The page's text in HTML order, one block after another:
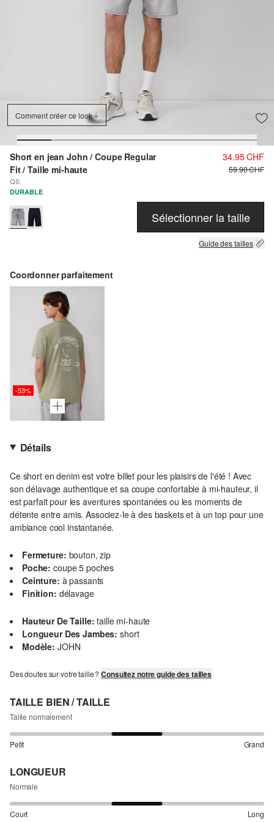
Comment créer ce look
Short en jean John / Coupe Regular
Fit / Taille mi-haute
QS
34.95 CHF
59.90 CHF
DURABLE
Sélectionner la taille
Guide des tailles
Coordonner parfaitement
-53%
Détails
Ce short en denim est votre billet pour les plaisirs de l'été ! Avec
son délavage authentique et sa coupe confortable à mi-hauteur, il
est parfait pour les aventures spontanées ou les moments de
détente entre amis. Associez-le à des baskets et à un top pour une
ambiance cool instantanée.
Fermeture: bouton, zip
Poche: coupe 5 poches
Ceinture: à passants
Finition: délavage
Hauteur De Taille: taille mi-haute
Longueur Des Jambes: short
Modèle: JOHN
Des doutes sur votre taille ?Consultez notre guide des tailles
TAILLE BIEN / TAILLE
Taille normalement
Petit Grand
LONGUEUR
Normale
Court Long